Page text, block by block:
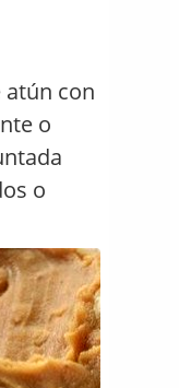
atún con
o
o